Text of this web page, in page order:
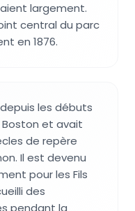
largement.
central du parc
en 1876.
les débuts
et avait
de repère
Il est devenu
pour les Fils
des